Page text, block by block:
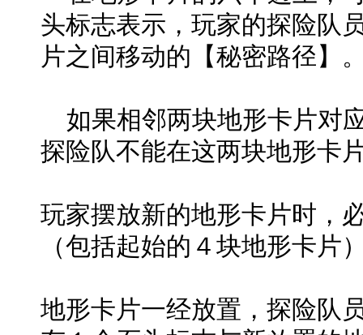
头标志表示，玩家的探险队
片之间移动的【秘密路径】
如果相邻两块地形卡片对
探险队不能在这两块地形卡
玩家摆放新的地形卡片时，
（包括起始的４块地形卡片
地形卡片一经放置，探险队